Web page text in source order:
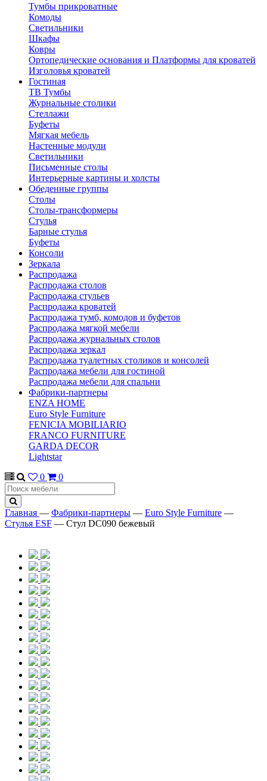
Тумбы прикроватные
Комоды
Светильники
Шкафы
Ковры
Ортопедические основания и Платформы для кроватей
Изголовья кроватей
Гостиная
ТВ Тумбы
Журнальные столики
Стеллажи
Буфеты
Мягкая мебель
Настенные модули
Светильники
Письменные столы
Интерьерные картины и холсты
Обеденные группы
Столы
Столы-трансформеры
Стулья
Барные стулья
Буфеты
Консоли
Зеркала
Распродажа
Распродажа столов
Распродажа стульев
Распродажа кроватей
Распродажа тумб, комодов и буфетов
Распродажа мягкой мебели
Распродажа журнальных столов
Распродажа зеркал
Распродажа туалетных столиков и консолей
Распродажа мебели для гостиной
Распродажа мебели для спальни
Фабрики-партнеры
ENZA HOME
Euro Style Furniture
FENICIA MOBILIARIO
FRANCO FURNITURE
GARDA DECOR
Lightstar
0
0
Главная — Фабрики-партнеры — Euro Style Furniture —
Стулья ESF — Стул DC090 бежевый